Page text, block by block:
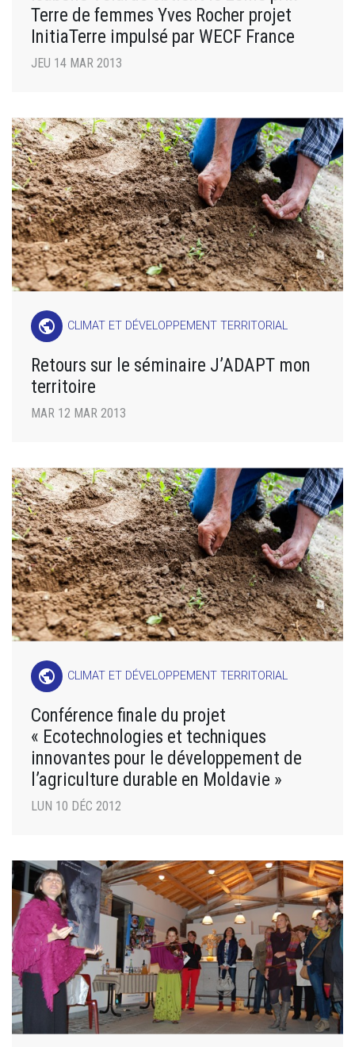
Terre de femmes Yves Rocher projet
InitiaTerre impulsé par WECF France
JEU 14 MAR 2013
public CLIMAT ET DÉVELOPPEMENT TERRITORIAL
Retours sur le séminaire J’ADAPT mon
territoire
MAR 12 MAR 2013
public CLIMAT ET DÉVELOPPEMENT TERRITORIAL
Conférence finale du projet
« Ecotechnologies et techniques
innovantes pour le développement de
l’agriculture durable en Moldavie »
LUN 10 DÉC 2012